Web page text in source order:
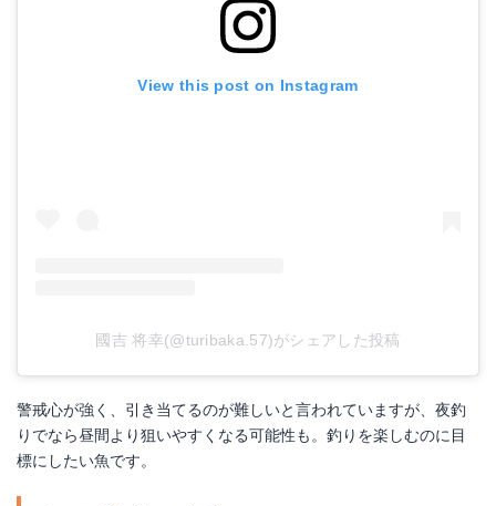
View this post on Instagram
國吉 将幸(@turibaka.57)がシェアした投稿
警戒心が強く、引き当てるのが難しいと言われていますが、夜釣
りでなら昼間より狙いやすくなる可能性も。釣りを楽しむのに目
標にしたい魚です。